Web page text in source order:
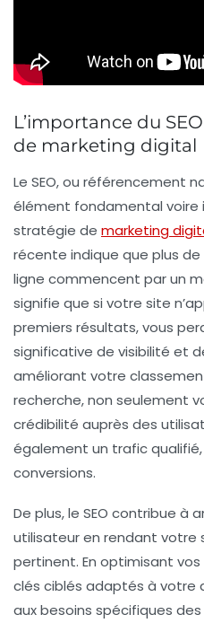
L’importance du
de marketing digital
Le SEO, ou référencement
élément fondamental voire
stratégie de marketing
récente indique que plus de
ligne commencent par un
signifie que si votre site
premiers résultats, vous
significative de visibilité et
améliorant votre
recherche, non seulement
crédibilité auprès des
également un trafic qualifié
conversions.
De plus, le SEO contribue à
utilisateur en rendant votre
pertinent. En optimisant
clés ciblés adaptés à votre
aux besoins spécifiques